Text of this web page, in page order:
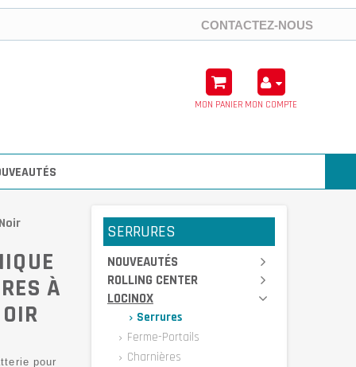
CONTACTEZ-NOUS
MON PANIER MON COMPTE
À
pour
SERRURES
NOUVEAUTÉS
ROLLING CENTER
LOCINOX
Serrures
Ferme-Portails
Charnières